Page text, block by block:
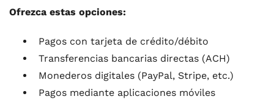
Ofrezca estas opciones:
Pagos con tarjeta de crédito/débito
Transferencias bancarias directas (ACH)
Monederos digitales (PayPal, Stripe, etc.)
Pagos mediante aplicaciones móviles